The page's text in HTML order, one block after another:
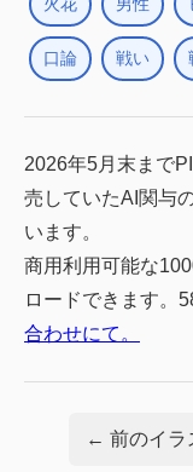
口論 戦い
2026年5月末まで
売していたAI関与
います。
商用利用可能な
ロードできます。
合わせにて。
← 前のイラ